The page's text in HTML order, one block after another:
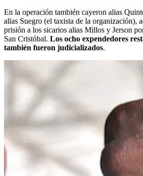
En la operación también cayeron alias
alias Suegro (el taxista de la organización),
prisión a los sicarios alias Millos y Jerson
San Cristóbal. Los ocho expendedores
también fueron judicializados.